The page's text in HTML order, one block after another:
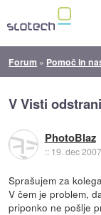
Forum » Pomoč in
V Visti
PhotoBlaz
:: 19. dec
Sprašujem za
V čem je problem,
priponko ne pošlje